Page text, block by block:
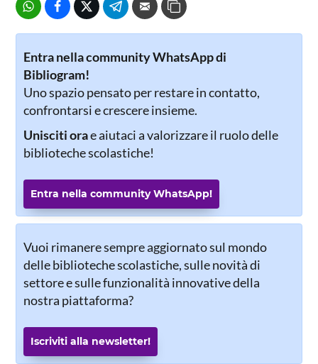
Entra nella community WhatsApp di
Bibliogram!
Uno spazio pensato per restare in contatto,
confrontarsi e crescere insieme.
Unisciti orae aiutaci a valorizzare il ruolo delle
biblioteche scolastiche!
Entra nella community WhatsApp!
Vuoi rimanere sempre aggiornato sul mondo
delle biblioteche scolastiche, sulle novità di
settore e sulle funzionalità innovative della
nostra piattaforma?
Iscriviti alla newsletter!